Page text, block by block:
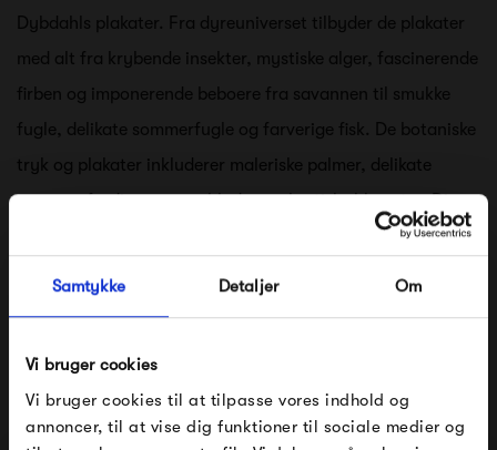
Samtykke Detaljer Om
Vi bruger cookies
Vi bruger cookies til at tilpasse vores indhold og
annoncer, til at vise dig funktioner til sociale medier og
Dybdahls plakater. Fra dyreuniverset tilbyder de plakater
med alt fra krybende insekter, mystiske alger, fascinerende
firben og imponerende beboere fra savannen til smukke
fugle, delikate sommerfugle og farverige fisk. De botaniske
tryk og plakater inkluderer maleriske palmer, delikate
svampe, frodige grønne blade og eksotiske blomster. Disse
plakater er den perfekte måde at skabe liv på dine vægge,
Udover naturtemaet byder Dybdahl også på kollektionen
Japanomani, der består af smukke japansk inspirerede